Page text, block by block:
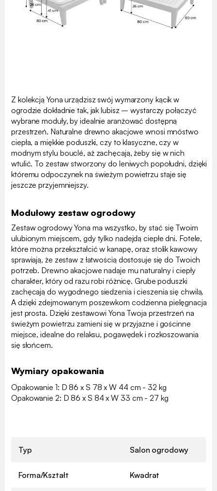
Z kolekcją Yona urządzisz swój wymarzony kącik w
ogrodzie dokładnie tak, jak lubisz – wystarczy połączyć
wybrane moduły, by idealnie aranżować dostępną
przestrzeń. Naturalne drewno akacjowe wnosi mnóstwo
ciepła, a miękkie poduszki, czy to klasyczne, czy w
modnym stylu bouclé, aż zachęcają, żeby się w nich
wtulić. To zestaw stworzony do leniwych popołudni, dzięki
któremu odpoczynek na świeżym powietrzu staje się
jeszcze przyjemniejszy.
Modułowy zestaw ogrodowy
Zestaw ogrodowy Yona ma wszystko, by stać się Twoim
ulubionym miejscem, gdy tylko nadejdą ciepłe dni. Fotele,
które można przekształcić w kanapę, oraz stolik kawowy
sprawiają, że zestaw z łatwością dostosuje się do Twoich
potrzeb. Drewno akacjowe nadaje mu naturalny i ciepły
charakter, który od razu robi różnicę. Grube poduszki
zachęcają do wygodnego siedzenia i cieszenia się chwilą.
A dzięki zdejmowanym poszewkom codzienna pielęgnacja
jest prosta. Dzięki zestawowi Yona Twoja przestrzeń na
świeżym powietrzu zamieni się w przyjazne i gościnne
miejsce, idealne do relaksu, pogawędek i rozkoszowania
się słońcem.
Wymiary opakowania
Opakowanie 1: D 86 x S 78 x W 44 cm - 32 kg
Opakowanie 2: D 86 x S 84 x W 33 cm - 27 kg
Typ Salon ogrodowy
Forma/Kształt Kwadrat